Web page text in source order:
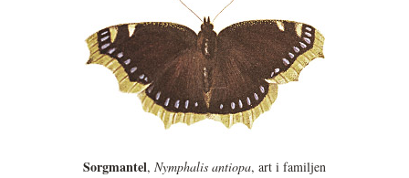
Sorgmantel, Nymphalis antiopa, art i familjen